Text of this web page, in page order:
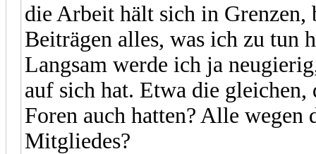
die Arbeit hält sich in Grenzen,
Beiträgen alles, was ich zu tun
Langsam werde ich ja
auf sich hat. Etwa die
Foren auch hatten? Alle wegen
Mitgliedes?